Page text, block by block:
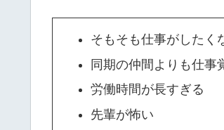
そもそも仕事がしたく
同期の仲間よりも仕事
労働時間が長すぎる
先輩が怖い